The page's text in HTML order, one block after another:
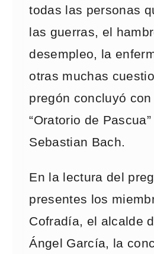
todas las personas
las guerras, el
desempleo, la
otras muchas
pregón concluyó
“Oratorio de
Sebastian Bach.
En la lectura del
presentes los
Cofradía, el alcalde
Ángel García, la